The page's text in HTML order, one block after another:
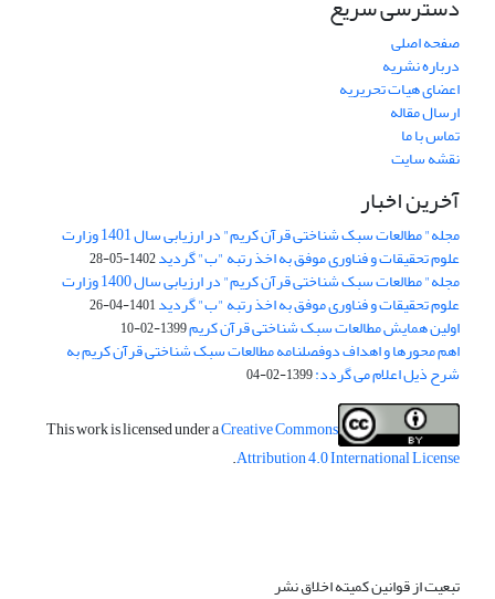
دسترسی سریع
صفحه اصلی
درباره نشریه
اعضای هیات تحریریه
ارسال مقاله
تماس با ما
نقشه سایت
آخرین اخبار
مجله" مطالعات سبک شناختی قرآن کریم" در ارزیابی سال 1401 وزارت
علوم تحقیقات و فناوری موفق به اخذ رتبه "ب" گردید1402-05-28
مجله" مطالعات سبک شناختی قرآن کریم" در ارزیابی سال 1400 وزارت
علوم تحقیقات و فناوری موفق به اخذ رتبه "ب" گردید1401-04-26
اولین همایش مطالعات سبک شناختی قرآن کریم1399-02-10
اهم محورها و اهداف دوفصلنامه مطالعات سبک شناختی قرآن کریم به
شرح ذیل اعلام می گردد:1399-02-04
This work is licensed under aCreative Commons
Attribution 4.0 International License
.
تبعیت از قوانین کمیته اخلاق نشر